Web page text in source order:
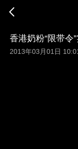
香港奶粉“限带令
2013年03月01日